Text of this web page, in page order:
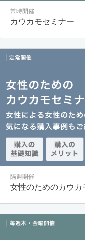
常時開催
カウカモセミナー
隔週開催
女性のためのカウカ